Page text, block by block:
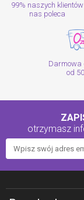
99% naszych klientów
nas poleca
Darmowa
od
otrzymasz